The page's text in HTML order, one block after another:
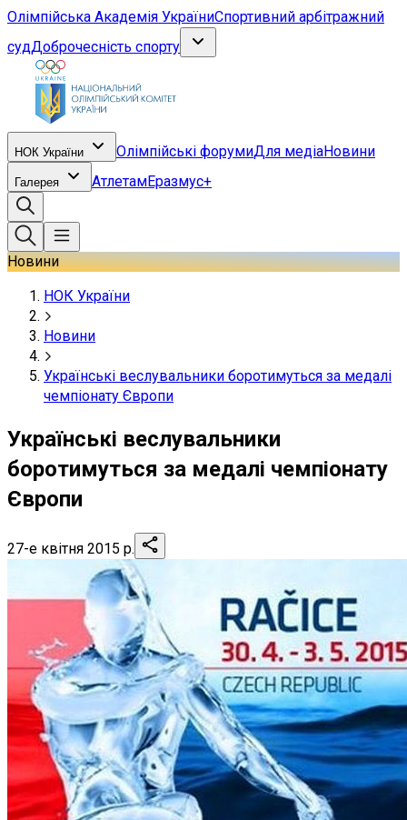
Олімпійська Академія УкраїниСпортивний арбітражний
судДоброчесність спорту
НОК України Олімпійські форумиДля медіаНовини
Галерея АтлетамЕразмус+
Новини
НОК України
Новини
Українські веслувальники боротимуться за медалі
чемпіонату Європи
Українські веслувальники
боротимуться за медалі чемпіонату
Європи
27-е квітня 2015 р.